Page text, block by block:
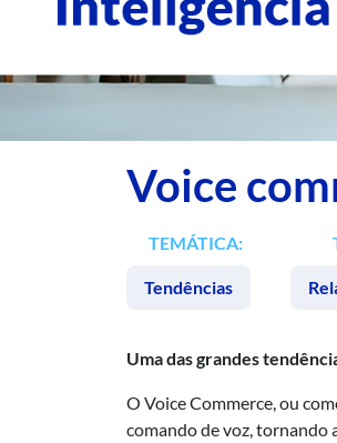
Voice
TEMÁTICA:
Tendências
Uma das grandes
O Voice Commerce, ou
comando de voz, tornando